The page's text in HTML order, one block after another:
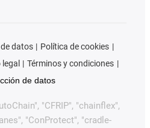
datos
Política de cookies
Términos y condiciones
de datos
"CFRIP", "chainflex",
"ConProtect", "cradle-